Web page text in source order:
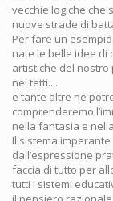
vecchie logiche che
nuove strade di
Per fare un
nate le belle idee di
artistiche del
nei tetti....
e tante altre ne
comprenderemo
nella fantasia e
Il sistema
dall’espressione
faccia di tutto per
tutti i sistemi